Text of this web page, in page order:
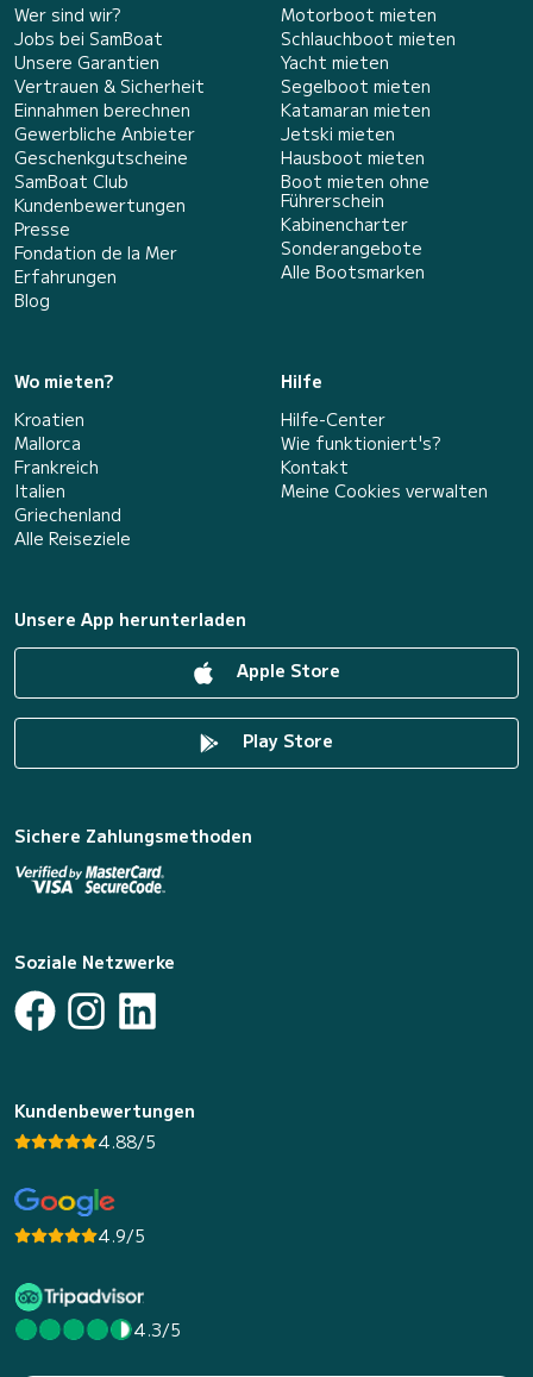
Wer sind wir?
Jobs bei SamBoat
Unsere Garantien
Vertrauen & Sicherheit
Einnahmen berechnen
Gewerbliche Anbieter
Geschenkgutscheine
SamBoat Club
Kundenbewertungen
Presse
Fondation de la Mer
Erfahrungen
Blog
Motorboot mieten
Schlauchboot mieten
Yacht mieten
Segelboot mieten
Katamaran mieten
Jetski mieten
Hausboot mieten
Boot mieten ohne
Führerschein
Kabinencharter
Sonderangebote
Alle Bootsmarken
Wo mieten?
Kroatien
Mallorca
Frankreich
Italien
Griechenland
Alle Reiseziele
Hilfe
Hilfe-Center
Wie funktioniert's?
Kontakt
Meine Cookies verwalten
Unsere App herunterladen
Apple Store
Play Store
Sichere Zahlungsmethoden
Soziale Netzwerke
Kundenbewertungen
4.88/5
4.9/5
4.3/5